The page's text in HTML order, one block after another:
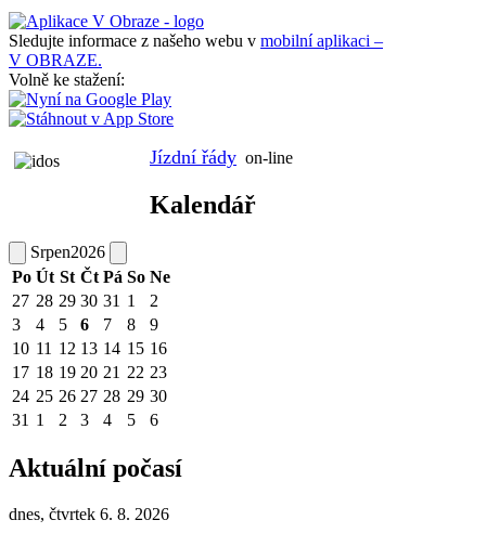
Sledujte informace z našeho webu v mobilní aplikaci –
V OBRAZE.
Volně ke stažení:
Jízdní řády on-line
Kalendář
Srpen2026
Po Út St Čt Pá So Ne
27 28 29 30 31 1
2
3
4 5 6 7 8
9
10 11 12 13 14 15 16
17 18 19 20 21 22 23
24 25 26 27 28 29 30
31 1 2 3 4 5 6
Aktuální počasí
dnes, čtvrtek 6. 8. 2026